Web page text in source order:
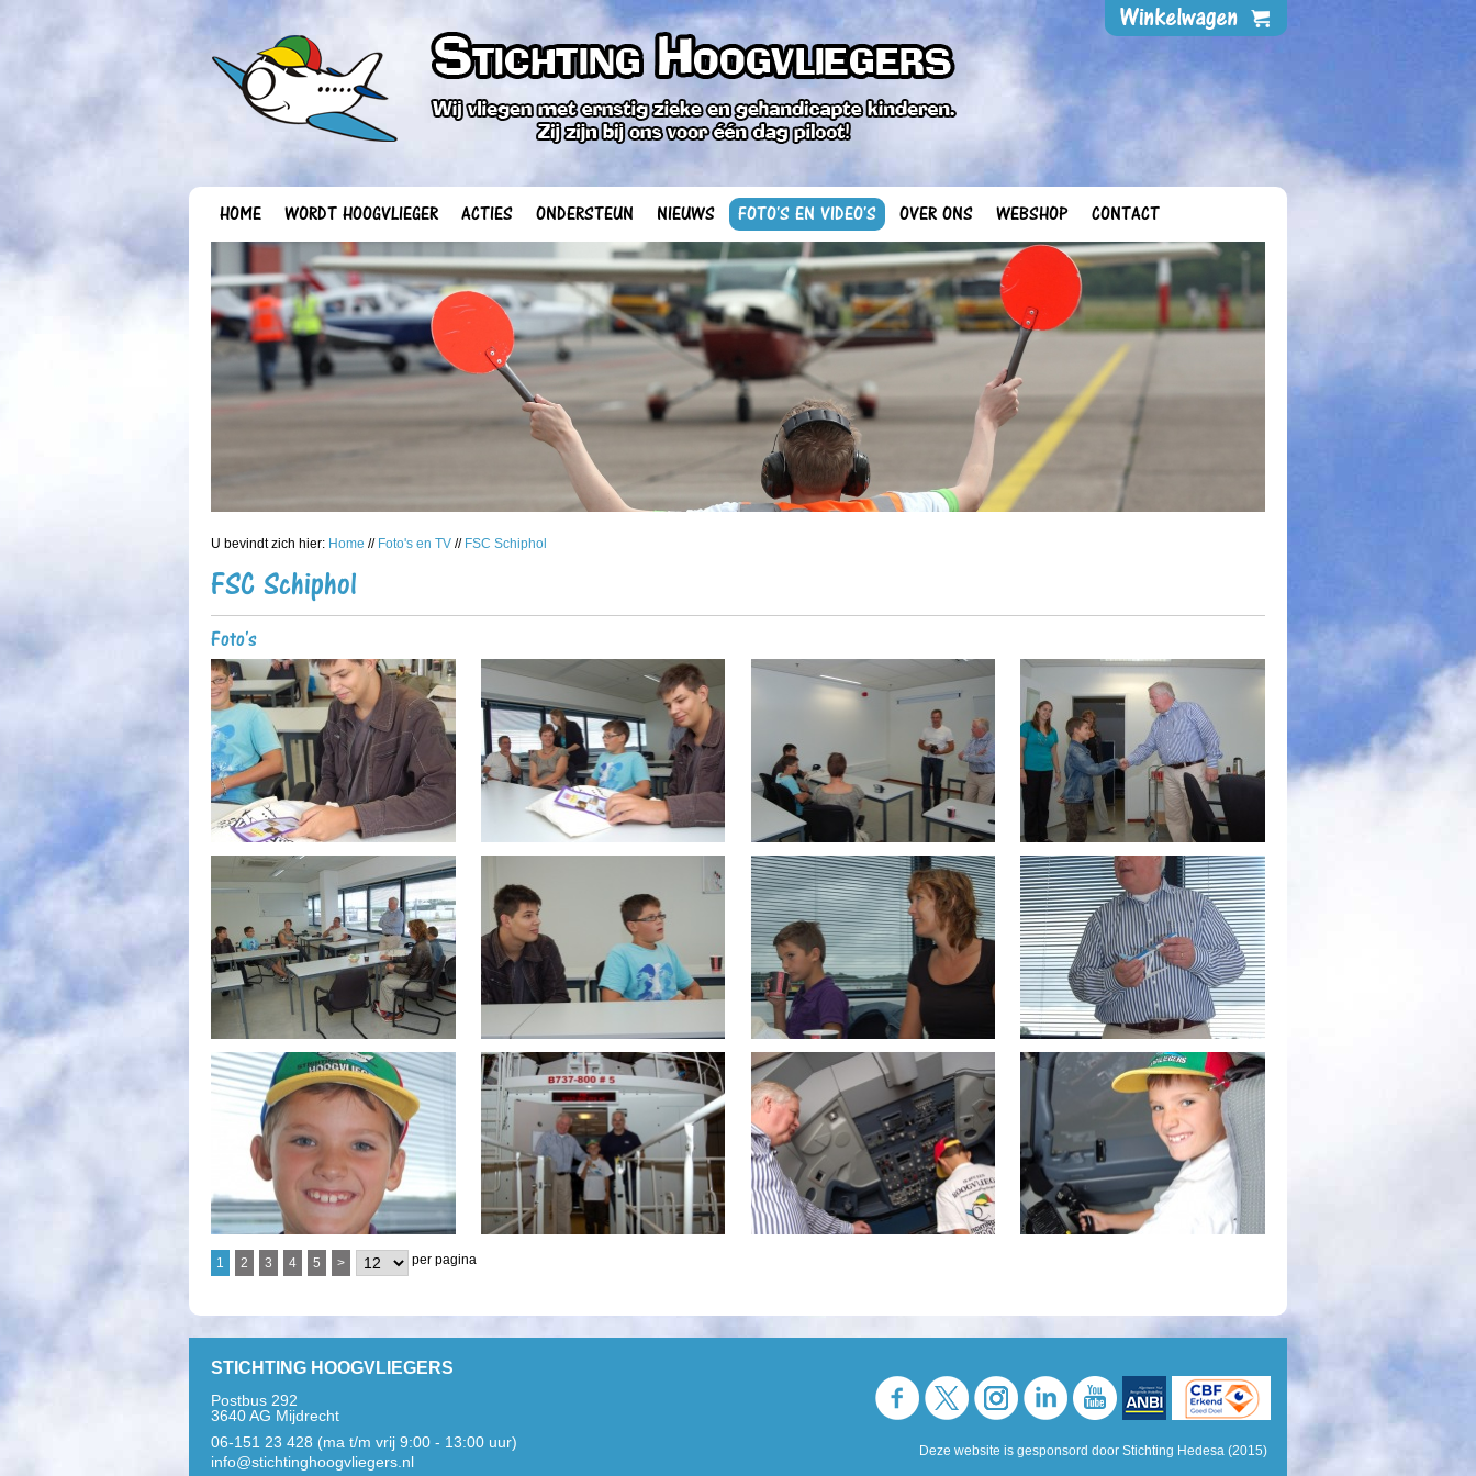
HOME WORDT HOOGVLIEGER ACTIES ONDERSTEUN NIEUWS FOTO'S EN VIDEO'S OVER ONS WEBSHOP CONTACT
U bevindt zich hier: Home // Foto's en TV // FSC Schiphol
FSC Schiphol
Foto's
1 2 3 4 5 > per pagina
STICHTING HOOGVLIEGERS
Postbus 292
3640 AG Mijdrecht
06-151 23 428 (ma t/m vrij 9:00 - 13:00 uur)
info@stichtinghoogvliegers.nl
Deze website is gesponsord door Stichting Hedesa (2015)